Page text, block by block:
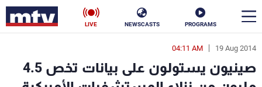
PROGRAMS
NEWSCASTS
LIVE
19 Aug 2014
04:11 AM
صينيون يستولون على بيانات تخص 4.5
en
الأخبار